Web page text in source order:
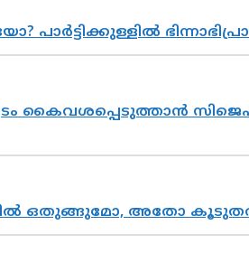
കൈവശപ്പെടുത്താൻ
ഒതുങ്ങുമോ, അതോ